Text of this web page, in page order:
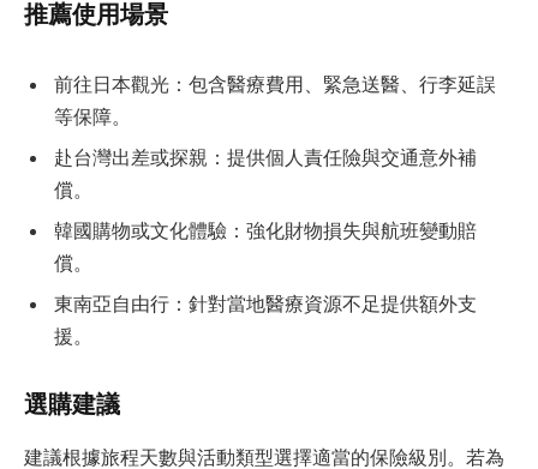
推薦使用場景
前往日本觀光：包含醫療費用、緊急送醫、行李延誤
等保障。
赴台灣出差或探親：提供個人責任險與交通意外補
償。
韓國購物或文化體驗：強化財物損失與航班變動賠
償。
東南亞自由行：針對當地醫療資源不足提供額外支
援。
選購建議
建議根據旅程天數與活動類型選擇適當的保險級別。若為